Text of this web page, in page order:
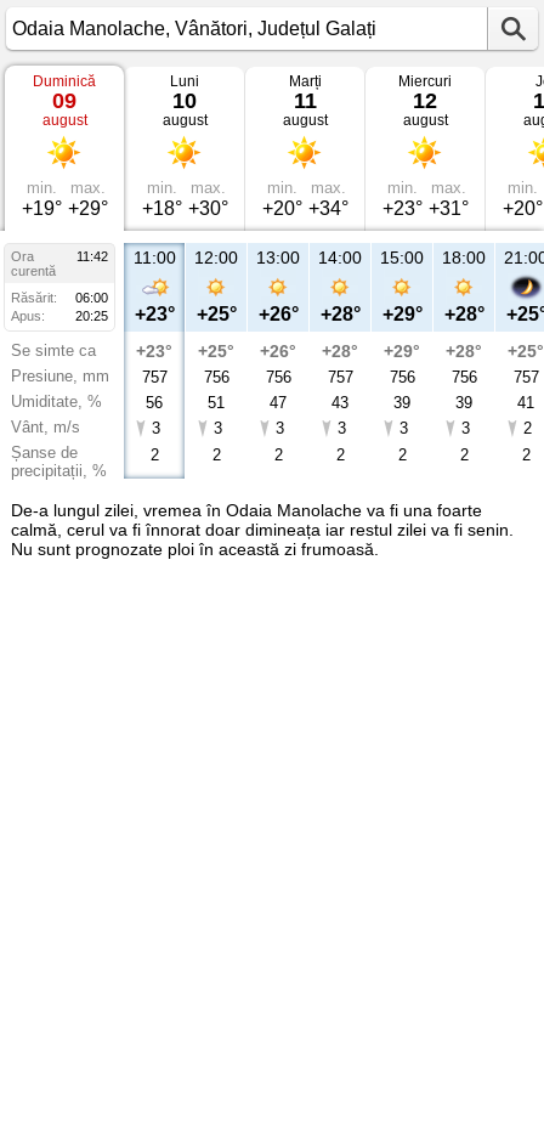
Vremea
Odaia
Manolache
Vânători,
Județul
Galați
Duminică
09
august
min.
+19°
max.
+29°
Luni
10
august
min.
+18°
max.
+30°
Marți
11
august
min.
+20°
max.
+34°
Miercuri
12
august
min.
+23°
max.
+31°
min.
+20°
Ora
11:42
curentă
Răsărit:
06:00
Apus:
20:25
Se simte ca
Presiune, mm
Umiditate, %
Vânt, m/s
Șanse de
precipitații, %
11:00
+23°
+23°
757
56
3
2
12:00
+25°
+25°
756
51
3
2
13:00
+26°
+26°
756
47
3
2
14:00
+28°
+28°
757
43
3
2
15:00
+29°
+29°
756
39
3
2
18:00
+28°
+28°
756
39
3
2
+25°
757
41
2
2
De-a lungul zilei, vremea în Odaia Manolache va fi una foarte
calmă, cerul va fi înnorat doar dimineața iar restul zilei va fi senin.
Nu sunt prognozate ploi în această zi frumoasă.